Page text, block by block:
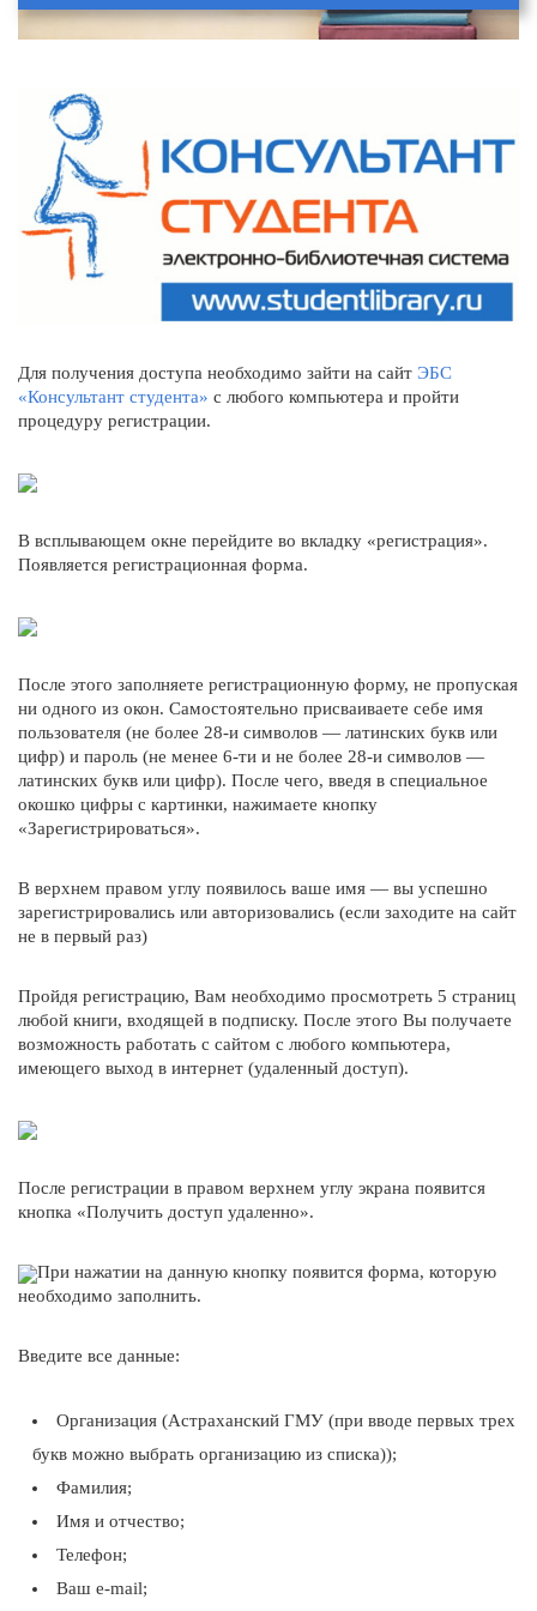
Для получения доступа необходимо зайти на сайт ЭБС
«Консультант студента» с любого компьютера и пройти
процедуру регистрации.
B всплывающем окне перейдите во вкладку «регистрация».
Появляется регистрационная форма.
После этого заполняете регистрационную форму, не пропуская
ни одного из окон. Самостоятельно присваиваете себе имя
пользователя (не более 28-и символов — латинских букв или
цифр) и пароль (не менее 6-ти и не более 28-и символов —
латинских букв или цифр). После чего, введя в специальное
окошко цифры с картинки, нажимаете кнопку
«Зарегистрироваться».
B верхнем правом углу появилось ваше имя — вы успешно
зарегистрировались или авторизовались (если заходите на сайт
не в первый раз)
Пройдя регистрацию, Вам необходимо просмотреть 5 страниц
любой книги, входящей в подписку. После этого Вы получаете
возможность работать с сайтом с любого компьютера,
имеющего выход в интернет (удаленный доступ).
После регистрации в правом верхнем углу экрана появится
кнопка «Получить доступ удаленно».
При нажатии на данную кнопку появится форма, которую
необходимо заполнить.
Введите все данные:
Организация (Астраханский ГМУ (при вводе первых трех
букв можно выбрать организацию из списка));
Фамилия;
Имя и отчество;
Телефон;
Ваш e-mail;